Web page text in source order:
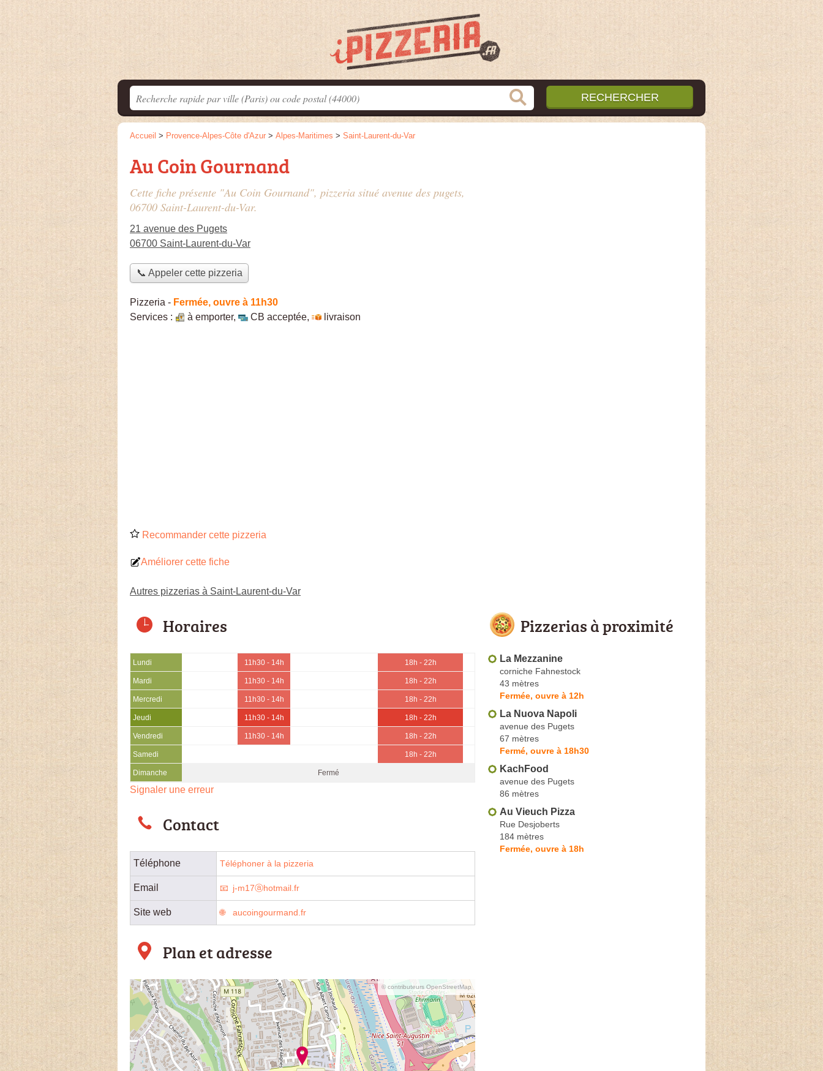
Accueil > Provence-Alpes-Côte d'Azur > Alpes-Maritimes > Saint-Laurent-du-Var
Au Coin Gournand
Cette fiche présente "Au Coin Gournand", pizzeria situé avenue des pugets,
06700 Saint-Laurent-du-Var.
21 avenue des Pugets
06700 Saint-Laurent-du-Var
📞 Appeler cette pizzeria
Pizzeria - Fermée, ouvre à 11h30
Services :
à emporter, CB acceptée, livraison
Recommander cette pizzeria
Améliorer cette fiche
Autres pizzerias à Saint-Laurent-du-Var
Horaires
Lundi 11h30 - 14h 18h - 22h
Mardi 11h30 - 14h 18h - 22h
Mercredi 11h30 - 14h 18h - 22h
Jeudi 11h30 - 14h 18h - 22h
Vendredi 11h30 - 14h 18h - 22h
Samedi 18h - 22h
Dimanche Fermé
Signaler une erreur
Contact
Téléphone Téléphoner à la pizzeria
Email j-m17ⓐhotmail.fr
Site web aucoingourmand.fr
Plan et adresse
© contributeurs OpenStreetMap
Pizzerias à proximité
La Mezzanine
corniche Fahnestock
43 mètres
Fermée, ouvre à 12h
La Nuova Napoli
avenue des Pugets
67 mètres
Fermé, ouvre à 18h30
KachFood
avenue des Pugets
86 mètres
Au Vieuch Pizza
Rue Desjoberts
184 mètres
Fermée, ouvre à 18h